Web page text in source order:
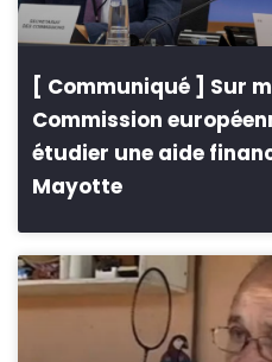
[ Communiqué ] Sur
Commission
étudier une aide
Mayotte